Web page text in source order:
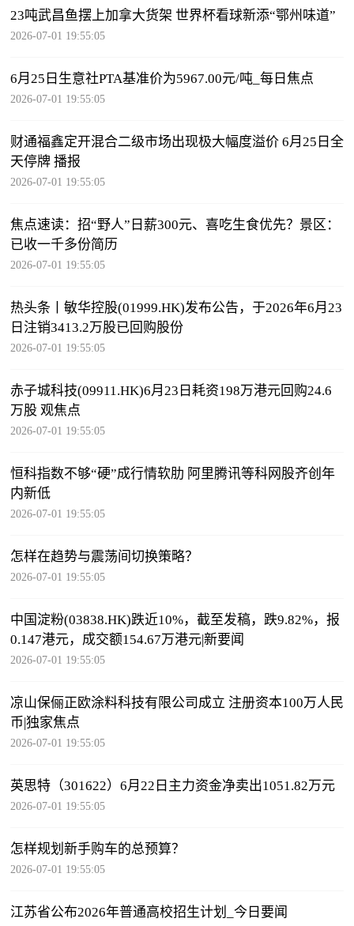
23吨武昌鱼摆上加拿大货架 世界杯看球新添“鄂州味道”
2026-07-01 19:55:05
6月25日生意社PTA基准价为5967.00元/吨_每日焦点
2026-07-01 19:55:05
财通福鑫定开混合二级市场出现极大幅度溢价 6月25日全
天停牌 播报
2026-07-01 19:55:05
焦点速读：招“野人”日薪300元、喜吃生食优先？景区：
已收一千多份简历
2026-07-01 19:55:05
热头条丨敏华控股(01999.HK)发布公告，于2026年6月23
日注销3413.2万股已回购股份
2026-07-01 19:55:05
赤子城科技(09911.HK)6月23日耗资198万港元回购24.6
万股 观焦点
2026-07-01 19:55:05
恒科指数不够“硬”成行情软肋 阿里腾讯等科网股齐创年
内新低
2026-07-01 19:55:05
怎样在趋势与震荡间切换策略？
2026-07-01 19:55:05
中国淀粉(03838.HK)跌近10%，截至发稿，跌9.82%，报
0.147港元，成交额154.67万港元|新要闻
2026-07-01 19:55:05
凉山保俪正欧涂料科技有限公司成立 注册资本100万人民
币|独家焦点
2026-07-01 19:55:05
英思特（301622）6月22日主力资金净卖出1051.82万元
2026-07-01 19:55:05
怎样规划新手购车的总预算？
2026-07-01 19:55:05
江苏省公布2026年普通高校招生计划_今日要闻